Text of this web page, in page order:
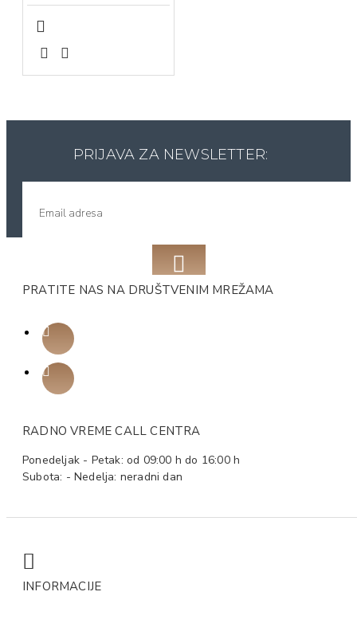
PRIJAVA ZA NEWSLETTER:
PRATITE NAS NA DRUŠTVENIM MREŽAMA
RADNO VREME CALL CENTRA
Ponedeljak - Petak: od 09:00 h do 16:00 h
Subota: - Nedelja: neradni dan
INFORMACIJE